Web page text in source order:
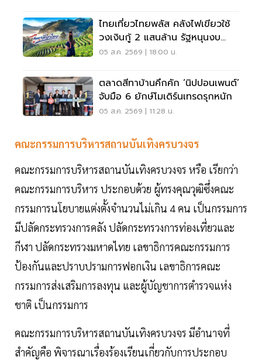
ไทยเที่ยวไทยพลัส คลังไฟเขียวใช้
วงเงินกู้ 2 แสนล้าน รัฐหนุนงบ
1,750-2,000 ล้านบาท
05 ส.ค. 2569 | 18:00 น.
ตลาดสีทาบ้านคึกคัก ‘นิปปอนเพนต์’
จับมือ 6 ยักษ์โมเดิร์นเทรดรุกหนัก
05 ส.ค. 2569 | 11:28 น.
คณะกรรมการบริหารสถานบันเทิงครบวงจร
คณะกรรมการบริหารสถานบันเทิงครบวงจร หรือ เรียกว่า
คณะกรรมการบริหาร ประกอบด้วย ผู้ทรงคุณวุฒิซึ่งคณะ
กรรมการนโยบายแต่งตั้งจำนวนไม่เกิน 4 คน เป็นกรรมการ
มีปลัดกระทรวงการคลัง ปลัดกระทรวงการท่องเที่ยวและ
กีฬา ปลัดกระทรวงมหาดไทย เลขาธิการคณะกรรมการ
ป้องกันและปราบปรามการฟอกเงิน เลขาธิการคณะ
กรรมการส่งเสริมการลงทุน และผู้บัญชาการตำรวจแห่ง
ชาติ เป็นกรรมการ
คณะกรรมการบริหารสถานบันเทิงครบวงจร มีอำนาจที่
สำคัญคือ พิจารณาเรื่องร้องเรียนเกี่ยวกับการประกอบ